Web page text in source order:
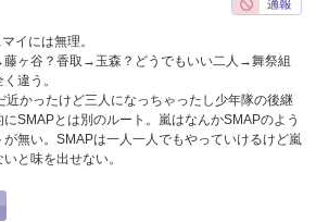
イには無理。
ヶ谷？香取→玉森？どうでもいい二人→舞祭組
違う。
近かったけど三人になっちゃったし少年隊の後継
SMAPとは別のルート。嵐はなんかSMAPのよう
無い。SMAPは一人一人でもやっていけるけど嵐
と味を出せない。